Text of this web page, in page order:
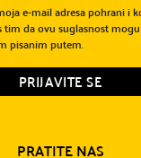
e-mail adresa pohrani i
tim da ovu suglasnost
pisanim putem.
PRATITE NAS